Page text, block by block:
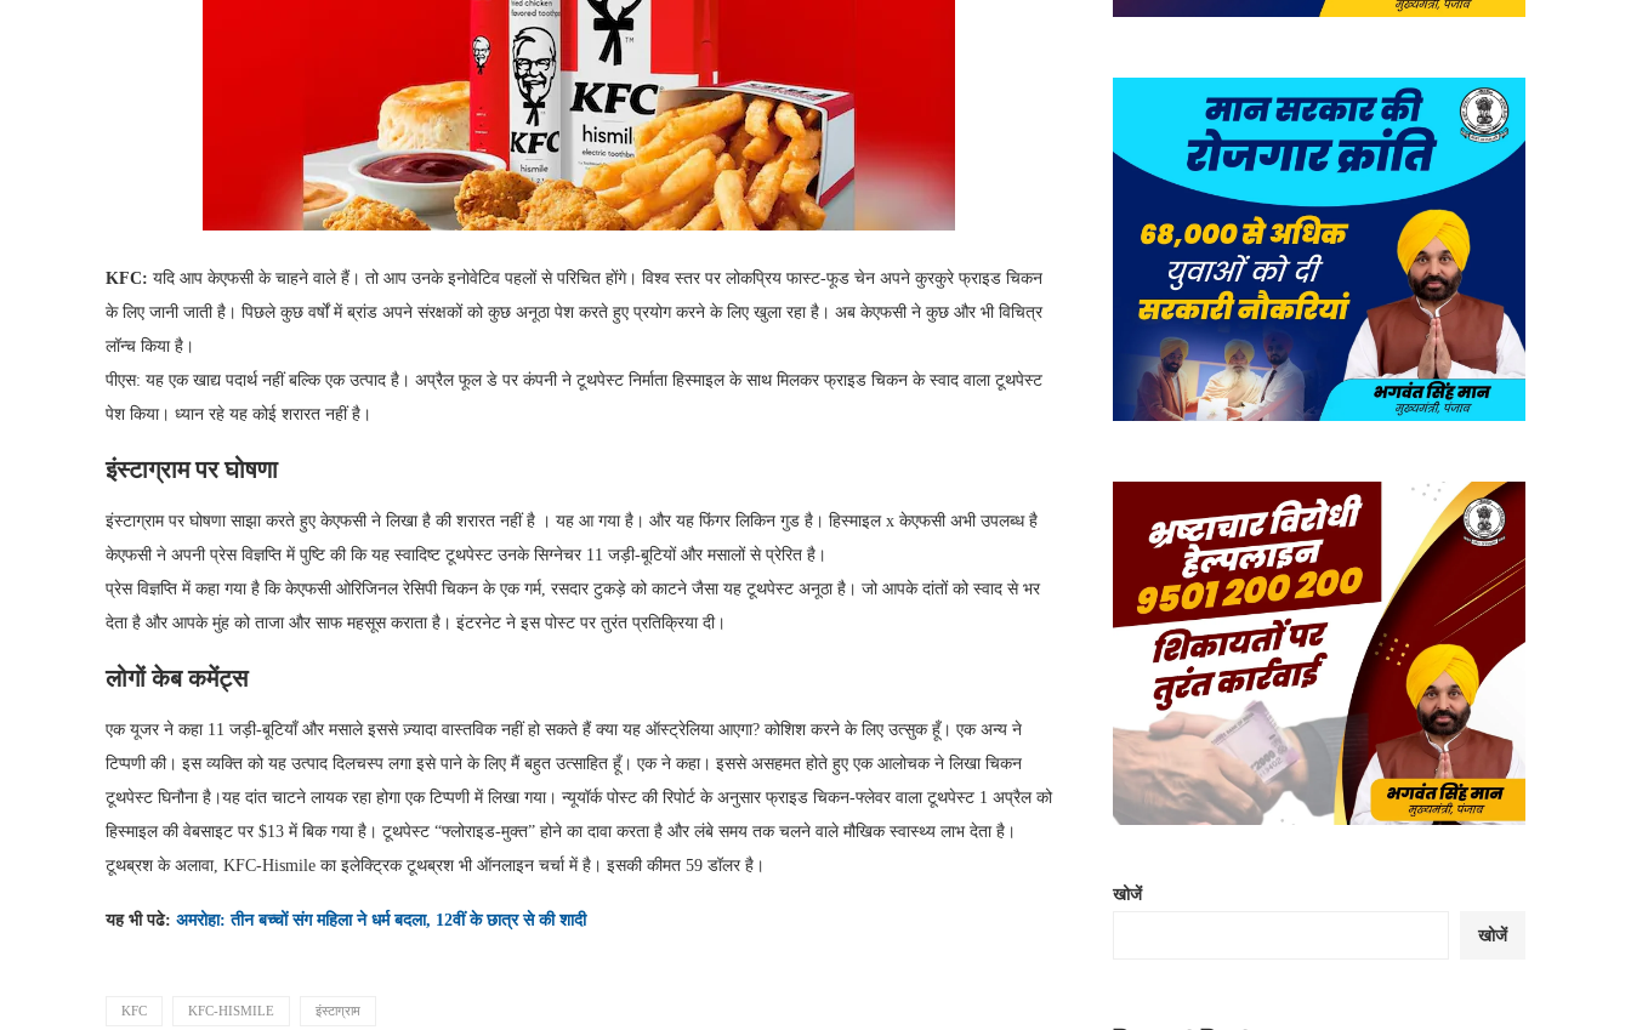
KFC: यदि आप केएफसी के चाहने वाले हैं। तो आप उनके इनोवेटिव पहलों से परिचित होंगे। विश्व स्तर पर लोकप्रिय फास्ट-फूड चेन अपने कुरकुरे फ्राइड चिकन
के लिए जानी जाती है। पिछले कुछ वर्षों में ब्रांड अपने संरक्षकों को कुछ अनूठा पेश करते हुए प्रयोग करने के लिए खुला रहा है। अब केएफसी ने कुछ और भी विचित्र
लॉन्च किया है।
पीएस: यह एक खाद्य पदार्थ नहीं बल्कि एक उत्पाद है। अप्रैल फूल डे पर कंपनी ने टूथपेस्ट निर्माता हिस्माइल के साथ मिलकर फ्राइड चिकन के स्वाद वाला टूथपेस्ट
पेश किया। ध्यान रहे यह कोई शरारत नहीं है।
इंस्टाग्राम पर घोषणा
इंस्टाग्राम पर घोषणा साझा करते हुए केएफसी ने लिखा है की शरारत नहीं है । यह आ गया है। और यह फिंगर लिकिन गुड है। हिस्माइल x केएफसी अभी उपलब्ध है
केएफसी ने अपनी प्रेस विज्ञप्ति में पुष्टि की कि यह स्वादिष्ट टूथपेस्ट उनके सिग्नेचर 11 जड़ी-बूटियों और मसालों से प्रेरित है।
प्रेस विज्ञप्ति में कहा गया है कि केएफसी ओरिजिनल रेसिपी चिकन के एक गर्म, रसदार टुकड़े को काटने जैसा यह टूथपेस्ट अनूठा है। जो आपके दांतों को स्वाद से भर
देता है और आपके मुंह को ताजा और साफ महसूस कराता है। इंटरनेट ने इस पोस्ट पर तुरंत प्रतिक्रिया दी।
लोगों केब कमेंट्स
एक यूजर ने कहा 11 जड़ी-बूटियाँ और मसाले इससे ज़्यादा वास्तविक नहीं हो सकते हैं क्या यह ऑस्ट्रेलिया आएगा? कोशिश करने के लिए उत्सुक हूँ। एक अन्य ने
टिप्पणी की। इस व्यक्ति को यह उत्पाद दिलचस्प लगा इसे पाने के लिए मैं बहुत उत्साहित हूँ। एक ने कहा। इससे असहमत होते हुए एक आलोचक ने लिखा चिकन
टूथपेस्ट घिनौना है।यह दांत चाटने लायक रहा होगा एक टिप्पणी में लिखा गया। न्यूयॉर्क पोस्ट की रिपोर्ट के अनुसार फ्राइड चिकन-फ्लेवर वाला टूथपेस्ट 1 अप्रैल को
हिस्माइल की वेबसाइट पर $13 में बिक गया है। टूथपेस्ट “फ्लोराइड-मुक्त” होने का दावा करता है और लंबे समय तक चलने वाले मौखिक स्वास्थ्य लाभ देता है।
टूथब्रश के अलावा, KFC-Hismile का इलेक्ट्रिक टूथब्रश भी ऑनलाइन चर्चा में है। इसकी कीमत 59 डॉलर है।
यह भी पढे: अमरोहा: तीन बच्चों संग महिला ने धर्म बदला, 12वीं के छात्र से की शादी
KFC KFC-HISMILE इंस्टाग्राम
खोजें
खोजें